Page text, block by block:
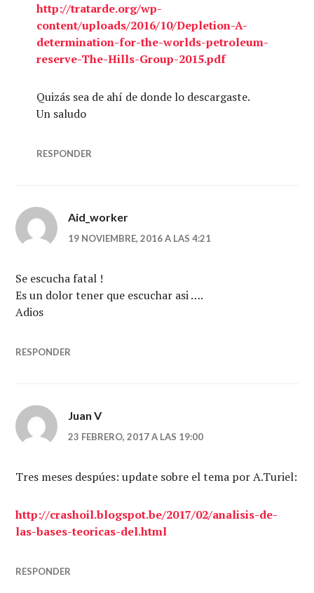
http://tratarde.org/wp-
content/uploads/2016/10/Depletion-A-
determination-for-the-worlds-petroleum-
reserve-The-Hills-Group-2015.pdf
Quizás sea de ahí de donde lo descargaste.
Un saludo
RESPONDER
Aid_worker
19 NOVIEMBRE, 2016 A LAS 4:21
Se escucha fatal !
Es un dolor tener que escuchar asi ….
Adios
RESPONDER
Juan V
23 FEBRERO, 2017 A LAS 19:00
Tres meses despúes: update sobre el tema por A.Turiel:
http://crashoil.blogspot.be/2017/02/analisis-de-
las-bases-teoricas-del.html
RESPONDER